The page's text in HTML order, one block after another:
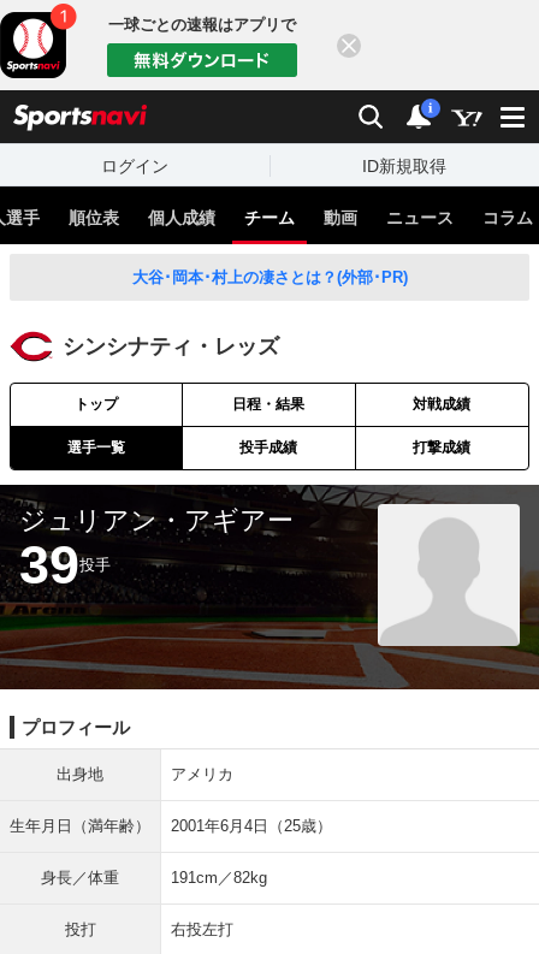
一球ごとの速報はアプリで
検索 通知
i
ログイン ID新規取得
選手 順位表 個人成績 チーム 動画 ニュース コラム
大谷･岡本･村上の凄さとは？(外部･PR)
シンシナティ・レッズ
トップ 日程・結果 対戦成績
選手一覧 投手成績 打撃成績
ジュリアン・アギアー
39投手
プロフィール
出身地 アメリカ
生年月日（満年齢） 2001年6月4日（25歳）
身長／体重 191cm／82kg
投打 右投左打